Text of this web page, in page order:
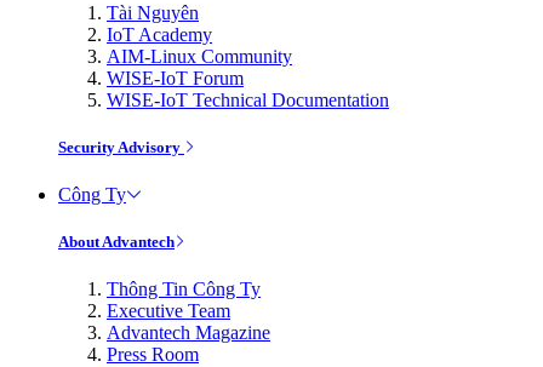
Tài Nguyên
IoT Academy
AIM-Linux Community
WISE-IoT Forum
WISE-IoT Technical Documentation
Security Advisory
Công Ty
About Advantech
Thông Tin Công Ty
Executive Team
Advantech Magazine
Press Room